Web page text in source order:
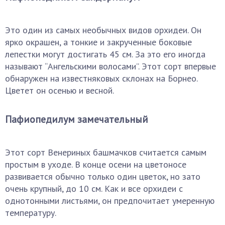
Это один из самых необычных видов орхидеи. Он
ярко окрашен, а тонкие и закрученные боковые
лепестки могут достигать 45 см. За это его иногда
называют “Ангельскими волосами”. Этот сорт впервые
обнаружен на известняковых склонах на Борнео.
Цветет он осенью и весной.
Пафиопедилум замечательный
Этот сорт Венериных башмачков считается самым
простым в уходе. В конце осени на цветоносе
развивается обычно только один цветок, но зато
очень крупный, до 10 см. Как и все орхидеи с
однотонными листьями, он предпочитает умеренную
температуру.